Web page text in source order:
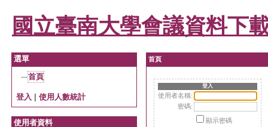
國立臺南大學會議資料下
選單
首頁
登入 使用人數統計
使用者資料
首頁
登入
使用者名稱:
密碼:
顯示密碼